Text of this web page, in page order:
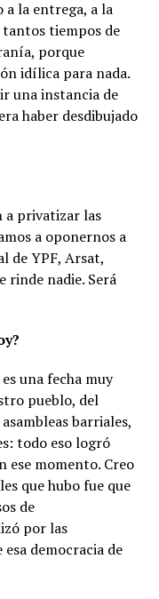
a la entrega, a la
tiempos de
porque
idílica para nada.
una instancia de
haber desdibujado
a privatizar las
a oponernos a
de YPF, Arsat,
rinde nadie. Será
una fecha muy
pueblo, del
barriales,
todo eso logró
ese momento. Creo
que hubo fue que
de
por las
democracia de